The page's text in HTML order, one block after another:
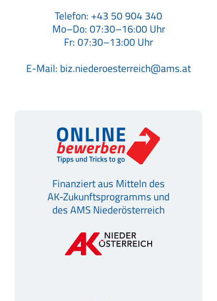
Telefon: +43 50 904 340
Mo–Do: 07:30–16:00 Uhr
Fr: 07:30–13:00 Uhr
E-Mail: biz.niederoesterreich@ams.at
Finanziert aus Mitteln des
AK-Zukunftsprogramms und
des AMS Niederösterreich